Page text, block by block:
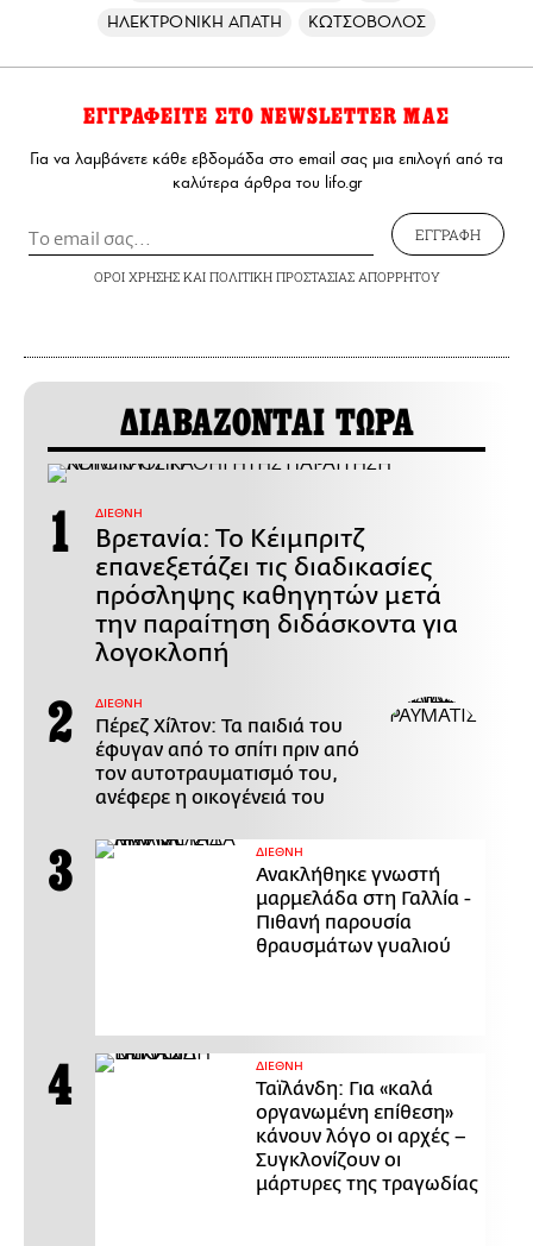
ΗΛΕΚΤΡΟΝΙΚΗ ΑΠΑΤΗ
ΚΩΤΣΟΒΟΛΟΣ
ΕΓΓΡΑΦΕΙΤΕ ΣΤΟ NEWSLETTER ΜΑΣ
Για να λαμβάνετε κάθε εβδομάδα στο email σας μια επιλογή από τα
καλύτερα άρθρα του lifo.gr
ΕΓΓΡΑΦΗ
ΟΡΟΙ ΧΡΗΣΗΣΚΑΙ ΠΟΛΙΤΙΚΗ ΠΡΟΣΤΑΣΙΑΣ ΑΠΟΡΡΗΤΟΥ
ΔΙΑΒΑΖΟΝΤΑΙ ΤΩΡΑ
ΔΙΕΘΝΗ
Βρετανία: Το Κέιμπριτζ
επανεξετάζει τις διαδικασίες
πρόσληψης καθηγητών μετά
την παραίτηση διδάσκοντα για
λογοκλοπή
ΔΙΕΘΝΗ
Πέρεζ Χίλτον: Τα παιδιά του
έφυγαν από το σπίτι πριν από
τον αυτοτραυματισμό του,
ανέφερε η οικογένειά του
ΔΙΕΘΝΗ
Ανακλήθηκε γνωστή
μαρμελάδα στη Γαλλία -
Πιθανή παρουσία
θραυσμάτων γυαλιού
ΔΙΕΘΝΗ
Ταϊλάνδη: Για «καλά
οργανωμένη επίθεση»
κάνουν λόγο οι αρχές –
Συγκλονίζουν οι
μάρτυρες της τραγωδίας